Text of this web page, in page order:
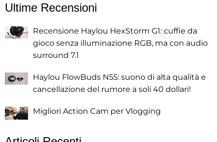
Ultime Recensioni
Recensione Haylou HexStorm G1: cuffie da
gioco senza illuminazione RGB, ma con audio
surround 7.1
Haylou FlowBuds N55: suono di alta qualità e
cancellazione del rumore a soli 40 dollari!
Migliori Action Cam per Vlogging